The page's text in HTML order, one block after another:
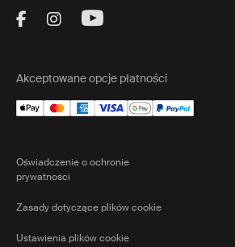
Visit Thule on Facebook
Visit Thule on
Visit Thule on
Akceptowane opcje płatności
Oświadczenie o ochronie
prywatności
Zasady dotyczące plików cookie
Ustawienia plików cookie